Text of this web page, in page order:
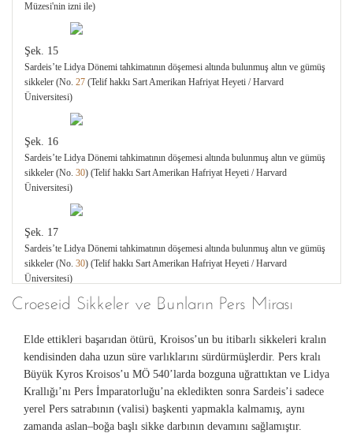
Müzesi'nin izni ile)
Şek. 15
Sardeis’te Lidya Dönemi tahkimatının döşemesi altında bulunmuş altın ve gümüş
sikkeler (No. 27 (Telif hakkı Sart Amerikan Hafriyat Heyeti / Harvard
Üniversitesi)
Şek. 16
Sardeis’te Lidya Dönemi tahkimatının döşemesi altında bulunmuş altın ve gümüş
sikkeler (No. 30) (Telif hakkı Sart Amerikan Hafriyat Heyeti / Harvard
Üniversitesi)
Şek. 17
Sardeis’te Lidya Dönemi tahkimatının döşemesi altında bulunmuş altın ve gümüş
sikkeler (No. 30) (Telif hakkı Sart Amerikan Hafriyat Heyeti / Harvard
Üniversitesi)
Perslerin Sardeis’in tahribi sırasında hayatını kaybetmiş birisiyle birlikte bulunan
1/24 stater değerinde gümüş sikke (No.31) (Telif hakkı Sart Amerikan Hafriyat
Heyeti / Harvard Üniversitesi)
Croeseid Sikkeler ve Bunların Pers Mirası
Elde ettikleri başarıdan ötürü, Kroisos’un bu itibarlı sikkeleri kralın
kendisinden daha uzun süre varlıklarını sürdürmüşlerdir. Pers kralı
Büyük Kyros Kroisos’u MÖ 540’larda bozguna uğrattıktan ve Lidya
Krallığı’nı Pers İmparatorluğu’na ekledikten sonra Sardeis’i sadece
yerel Pers satrabının (valisi) başkenti yapmakla kalmamış, aynı
zamanda aslan–boğa başlı sikke darbının devamını sağlamıştır.